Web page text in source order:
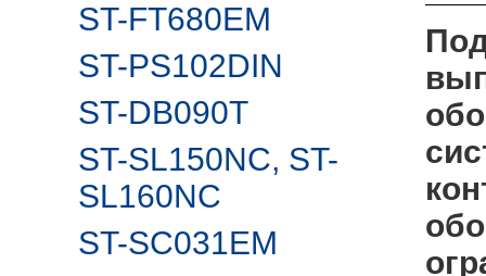
ST-FT680EM
ST-PS102DIN
ST-DB090T
ST-SL150NC, ST-
SL160NC
ST-SC031EM